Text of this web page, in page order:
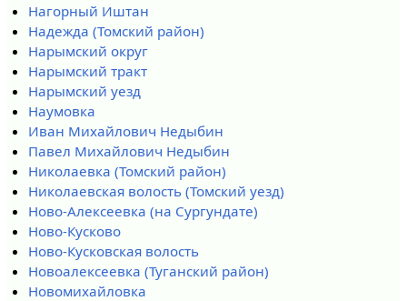
Нагорный Иштан
Надежда (Томский район)
Нарымский округ
Нарымский тракт
Нарымский уезд
Наумовка
Иван Михайлович Недыбин
Павел Михайлович Недыбин
Николаевка (Томский район)
Николаевская волость (Томский уезд)
Ново-Алексеевка (на Сургундате)
Ново-Кусково
Ново-Кусковская волость
Новоалексеевка (Туганский район)
Новомихайловка